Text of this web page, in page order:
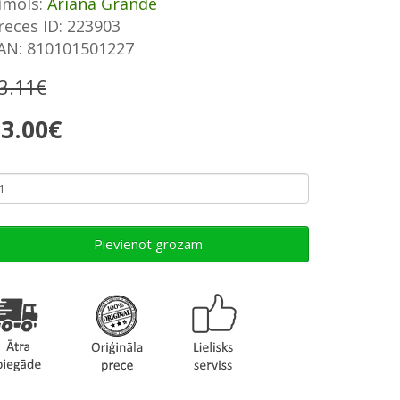
ID: 223903
810101501227
Pievienot grozam